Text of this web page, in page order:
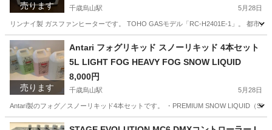
売ります 千歳烏山駅 5月28日
リンナイ製 ガスファンヒーターです。 TOHO GASモデル「RC-H2401E-1」。 都市
東京 世田谷区 季節、空調家電 TOHO GAS
売ります
Antari フォグリキッド スノーリキッド 4本セット
5L LIGHT FOG HEAVY FOG SNOW LIQUID
8,000円
千歳烏山駅 5月28日
Antari製のフォグ／スノーリキッド4本セットです。 ・PREMIUM SNOW LIQUID（
東京 世田谷区